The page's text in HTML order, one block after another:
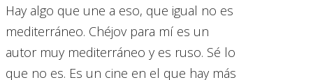
Hay algo que une a eso, que igual no es
mediterráneo. Chéjov para mí es un
autor muy mediterráneo y es ruso. Sé lo
que no es. Es un cine en el que hay más